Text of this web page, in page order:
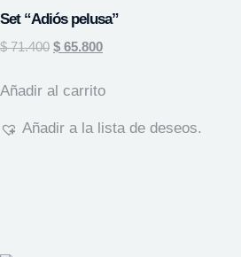
Set “Adiós pelusa”
$71.400 $ 65.800
Añadir al carrito
Añadir a la lista de deseos.